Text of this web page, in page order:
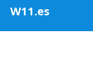
Saltar
W11.es